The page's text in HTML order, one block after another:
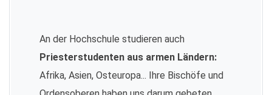
An der Hochschule studieren auch
Priesterstudenten aus armen Ländern:
Afrika, Asien, Osteuropa... Ihre Bischöfe und